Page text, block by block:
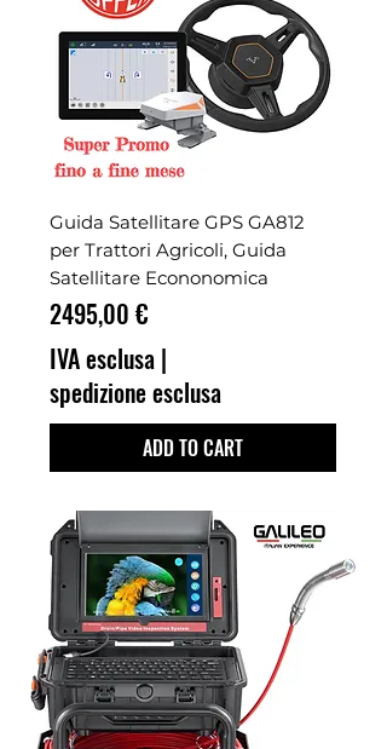
Guida Satellitare GPS GA812
per Trattori Agricoli, Guida
Satellitare Econonomica
Prezzo
2495,00 €
IVA esclusa |
spedizione esclusa
ADD TO CART